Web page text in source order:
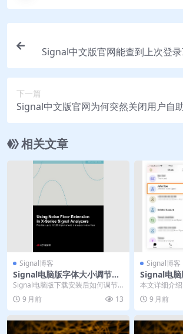
Signal中文版官网能查到上次登
下一篇
Signal中文版官网为何突然关闭用户自
相关文章
Signal博客
Signal电脑版字体大小调节｜
中文界面无障碍设置
Signal电脑版下载安装后如何调节
字体大小？这款注重隐私安全的通
讯软件提供人性...
9 月前 13
Signal博客
Signal电脑
文界面美
本文详细介
透明度的调
文章指出，虽
9 月前